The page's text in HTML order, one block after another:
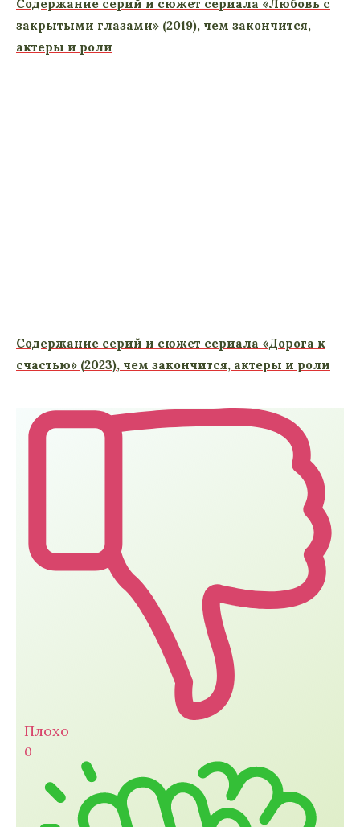
Содержание серий и сюжет сериала «Любовь с
закрытыми глазами» (2019), чем закончится,
актеры и роли
Содержание серий и сюжет сериала «Дорога к
счастью» (2023), чем закончится, актеры и роли
Плохо
0